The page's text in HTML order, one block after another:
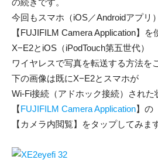
の続きです。
今回もスマホ（iOS／Androidアプリ）
【FUJIFILM Camera Application】を
X−E2とiOS（iPodTouch第五世代）
ワイヤレスで写真を転送する方法を
下の画像は既にX−E2とスマホが
Wi-Fi接続（アドホック接続）された
【FUJIFILM Camera Application】の
【カメラ内閲覧】をタップしてみま